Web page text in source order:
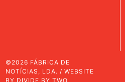
©2026 FÁBRICA DE
NOTÍCIAS, LDA. / WEBSITE
BY DIVIDE BY TWO